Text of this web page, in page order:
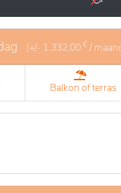
(+/- 1.332,00 € /
Balkon of terras